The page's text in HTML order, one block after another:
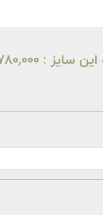
: 780,000 تومان